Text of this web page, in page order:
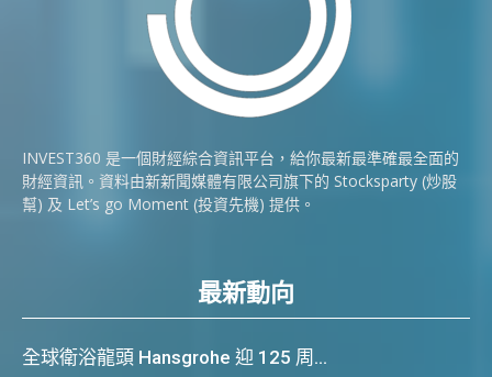
INVEST360 是一個財經綜合資訊平台，給你最新最準確最全面的
財經資訊。資料由新新聞媒體有限公司旗下的 Stocksparty (炒股
幫) 及 Let’s go Moment (投資先機) 提供。
最新動向
全球衛浴龍頭 Hansgrohe 迎 125 周...